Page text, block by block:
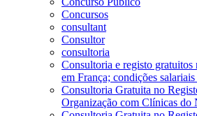
Concursos
consultant
Consultor
consultoria
Consultoria e registo
em França; condições
Consultoria Gratuita no
Organização com Clínicas do